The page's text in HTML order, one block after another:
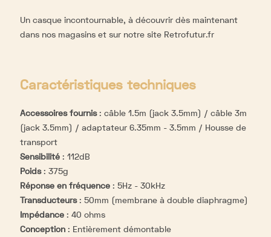
Un casque incontournable, à découvrir dès maintenant
dans nos magasins et sur notre site Retrofutur.fr
Caractéristiques techniques
Accessoires fournis: câble 1.5m (jack 3.5mm) / câble 3m
(jack 3.5mm) / adaptateur 6.35mm - 3.5mm / Housse de
transport
Sensibilité : 112dB
Poids: 375g
Réponse en fréquence : 5Hz - 30kHz
Transducteurs: 50mm (membrane à double diaphragme)
Impédance : 40 ohms
Conception : Entièrement démontable